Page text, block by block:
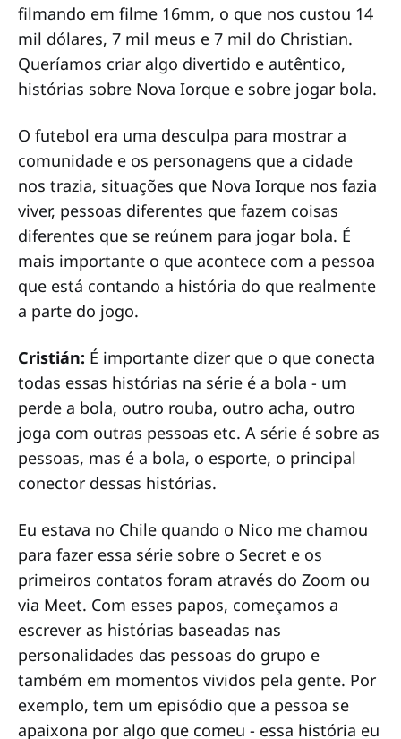
filmando em filme 16mm, o que nos custou 14
mil dólares, 7 mil meus e 7 mil do Christian.
Queríamos criar algo divertido e autêntico,
histórias sobre Nova Iorque e sobre jogar bola.
O futebol era uma desculpa para mostrar a
comunidade e os personagens que a cidade
nos trazia, situações que Nova Iorque nos fazia
viver, pessoas diferentes que fazem coisas
diferentes que se reúnem para jogar bola. É
mais importante o que acontece com a pessoa
que está contando a história do que realmente
a parte do jogo.
Cristián: É importante dizer que o que conecta
todas essas histórias na série é a bola - um
perde a bola, outro rouba, outro acha, outro
joga com outras pessoas etc. A série é sobre as
pessoas, mas é a bola, o esporte, o principal
conector dessas histórias.
Eu estava no Chile quando o Nico me chamou
para fazer essa série sobre o Secret e os
primeiros contatos foram através do Zoom ou
via Meet. Com esses papos, começamos a
escrever as histórias baseadas nas
personalidades das pessoas do grupo e
também em momentos vividos pela gente. Por
exemplo, tem um episódio que a pessoa se
apaixona por algo que comeu - essa história eu